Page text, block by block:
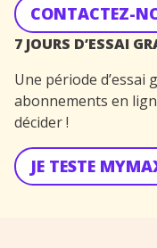
CONTACTEZ-
7 JOURS D’ESSAI
Une période
abonnements en
décider !
JE TESTE